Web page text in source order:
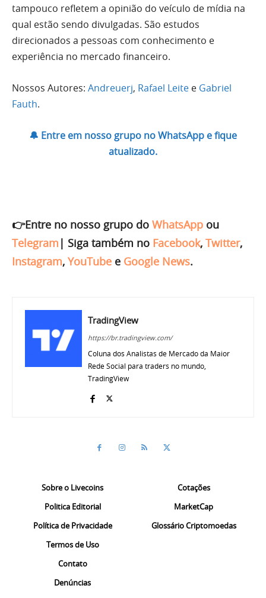
tampouco refletem a opinião do veículo de mídia na
qual estão sendo divulgadas. São estudos
direcionados a pessoas com conhecimento e
experiência no mercado financeiro.
Nossos Autores: Andreuerj, Rafael Leite e Gabriel
Fauth.
🔔 Entre em nosso grupo no WhatsApp e fique
atualizado.
👉Entre no nosso grupo do WhatsApp ou
Telegram | Siga também no Facebook, Twitter,
Instagram, YouTube e Google News.
TradingView
https://br.tradingview.com/
Coluna dos Analistas de Mercado da Maior
Rede Social para traders no mundo,
TradingView
Sobre o Livecoins
Politica Editorial
Política de Privacidade
Termos de Uso
Contato
Denúncias
Cotações
MarketCap
Glossário Criptomoedas